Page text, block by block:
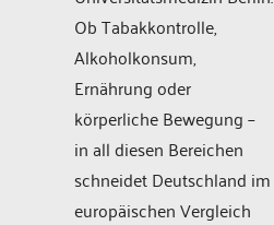
Ob Tabakkontrolle,
Alkoholkonsum,
Ernährung oder
körperliche Bewegung –
in all diesen Bereichen
schneidet Deutschland im
europäischen Vergleich